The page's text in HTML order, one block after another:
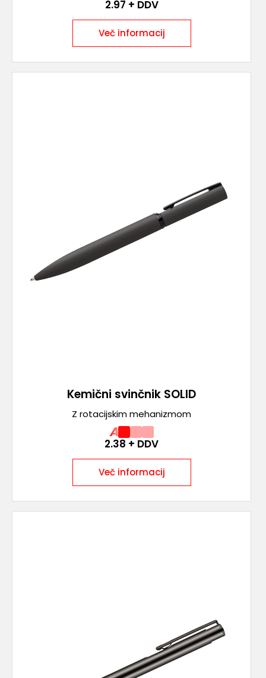
2.97 + DDV
Več informacij
Kemični svinčnik SOLID
Z rotacijskim mehanizmom
A
2.38 + DDV
Več informacij